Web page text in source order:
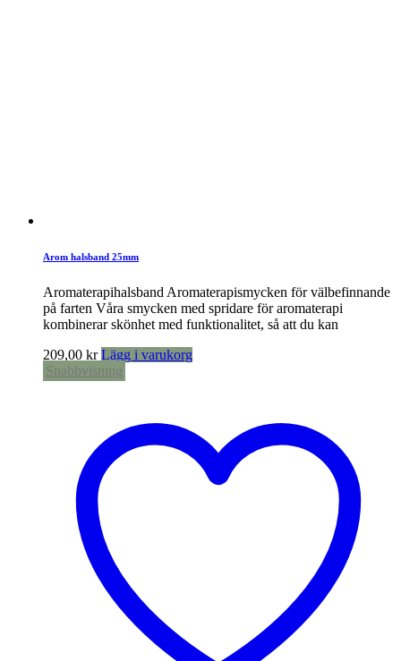
Arom halsband 25mm
Aromaterapihalsband Aromaterapismycken för välbefinnande
på farten Våra smycken med spridare för aromaterapi
kombinerar skönhet med funktionalitet, så att du kan
209,00 kr Lägg i varukorg
Snabbvisning